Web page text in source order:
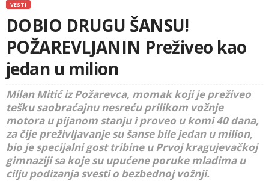
VESTI
DOBIO DRUGU ŠANSU!
POŽAREVLJANIN Preživeo kao
jedan u milion
Milan Mitić iz Požarevca, momak koji je preživeo
tešku saobraćajnu nesreću prilikom vožnje
motora u pijanom stanju i proveo u komi 40 dana,
za čije preživljavanje su šanse bile jedan u milion,
bio je specijalni gost tribine u Prvoj kragujevačkoj
gimnaziji sa koje su upućene poruke mladima u
cilju podizanja svesti o bezbednoj vožnji.